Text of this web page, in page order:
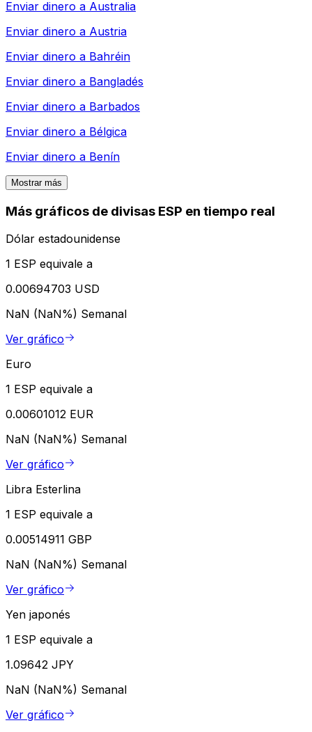
Enviar dinero a Australia
Enviar dinero a Austria
Enviar dinero a Bahréin
Enviar dinero a Bangladés
Enviar dinero a Barbados
Enviar dinero a Bélgica
Enviar dinero a Benín
Mostrar más
Más gráficos de divisas ESP en tiempo real
Dólar estadounidense
1 ESP equivale a
0.00694703 USD
NaN (NaN%) Semanal
Ver gráfico
Euro
1 ESP equivale a
0.00601012 EUR
NaN (NaN%) Semanal
Ver gráfico
Libra Esterlina
1 ESP equivale a
0.00514911 GBP
NaN (NaN%) Semanal
Ver gráfico
Yen japonés
1 ESP equivale a
1.09642 JPY
NaN (NaN%) Semanal
Ver gráfico